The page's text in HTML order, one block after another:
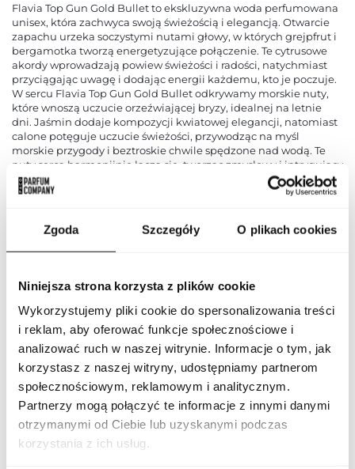
Zgoda Szczegóły O plikach cookies
Niniejsza strona korzysta z plików cookie
Wykorzystujemy pliki cookie do spersonalizowania treści
i reklam, aby oferować funkcje społecznościowe i
analizować ruch w naszej witrynie. Informacje o tym, jak
korzystasz z naszej witryny, udostępniamy partnerom
społecznościowym, reklamowym i analitycznym.
Partnerzy mogą połączyć te informacje z innymi danymi
otrzymanymi od Ciebie lub uzyskanymi podczas
korzystania z ich usług.
Flavia Top Gun Gold Bullet to ekskluzywna woda perfumowana
unisex, która zachwyca swoją świeżością i elegancją. Otwarcie
zapachu urzeka soczystymi nutami głowy, w których grejpfrut i
bergamotka tworzą energetyzujące połączenie. Te cytrusowe
akordy wprowadzają powiew świeżości i radości, natychmiast
przyciągając uwagę i dodając energii każdemu, kto je poczuje.
W sercu Flavia Top Gun Gold Bullet odkrywamy morskie nuty,
które wnoszą uczucie orzeźwiającej bryzy, idealnej na letnie
dni. Jaśmin dodaje kompozycji kwiatowej elegancji, natomiast
calone potęguje uczucie świeżości, przywodząc na myśl
morskie przygody i beztroskie chwile spędzone nad wodą. Te
nuty serca harmonijnie łączą się, tworząc zmysłowy i intrygujący
zapach, który otula skórę i pozostaje w pamięci. Baza perfum to
bogata mieszanka drzewnych i ciepłych akordów, która nadaje
wprowadzają drzewne, ziemiste tony, podczas gdy paczula
dodaje kompozycji wyrazistości. Ambroksan wnosi nowoczesny,
muskularny charakter, a piżmo dodaje zmysłowej miękkości.
świeżość cytrusów, morską bryzę i głębię drzewnych nut,
czyniąc go idealnym wyborem na każdą okazję, zarówno dla
kobiet, jak i mężczyzn, którzy pragną wyrafinowanego i
unikalnego aromatu.
PARAMETRY
Indeks
FLAV TOP GUN GOL
BUL 100 ND [1]